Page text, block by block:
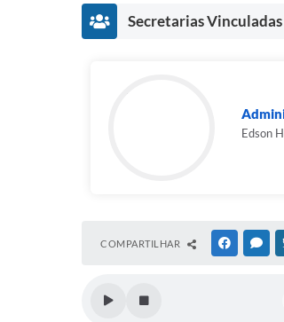
Secretarias Vinculadas
Edson
COMPARTILHAR FACEBOOK